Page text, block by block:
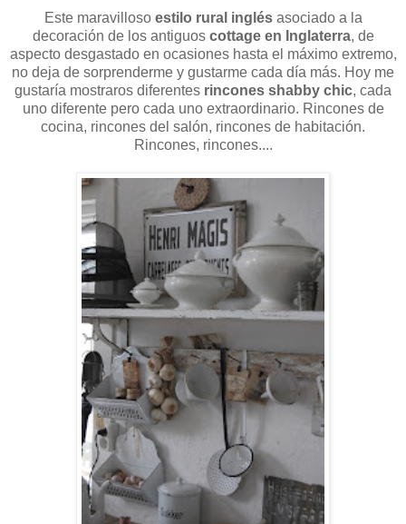
Este maravilloso estilo rural inglésasociado a la
decoración de los antiguos cottage en Inglaterra, de
aspecto desgastado en ocasiones hasta el máximo extremo,
no deja de sorprenderme y gustarme cada día más. Hoy me
gustaría mostraros diferentes rincones shabby chic, cada
uno diferente pero cada uno extraordinario. Rincones de
cocina, rincones del salón, rincones de habitación.
Rincones, rincones....